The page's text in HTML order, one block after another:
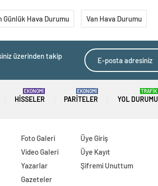
Günlük Hava Durumu Van Hava Durumu
üzerinden takip
HISSELER
EKONOMİ
PARITELER
EKONOMİ
YOL DURUMU
TRAFİK
Foto Galeri
Video Galeri
Yazarlar
Gazeteler
Üye Giriş
Üye Kayıt
Şifremi Unuttum